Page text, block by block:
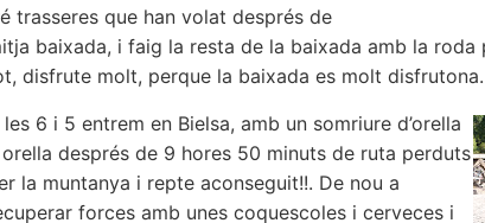
trasseres que han volat després de
baixada, i faig la resta de la baixada amb la roda
disfrute molt, perque la baixada es molt disfrutona.
les 6 i 5 entrem en Bielsa, amb un somriure d’orella
després de 9 hores 50 minuts de ruta perduts
la muntanya i repte aconseguit!!. De nou a
forces amb unes coquescoles i cerveces i